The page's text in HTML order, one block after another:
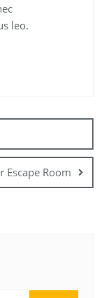
leo.
Escape Room